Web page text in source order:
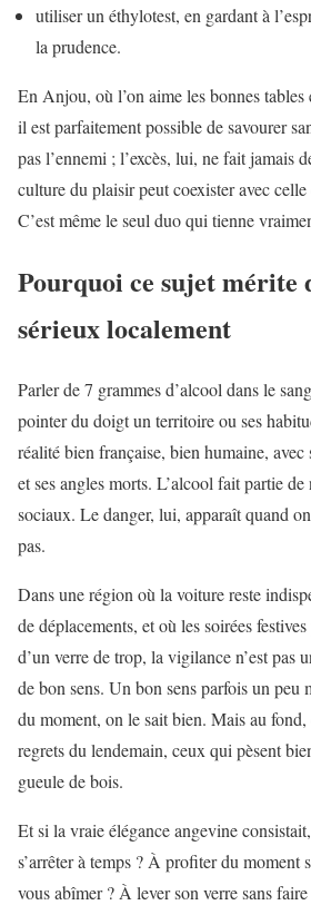
utiliser un éthylotest, en gardant à
la prudence.
En Anjou, où l’on aime les bonnes
il est parfaitement possible de savourer
pas l’ennemi ; l’excès, lui, ne fait jamais
culture du plaisir peut coexister avec
C’est même le seul duo qui tienne
Pourquoi ce sujet mérite
sérieux localement
Parler de 7 grammes d’alcool dans le
pointer du doigt un territoire ou ses
réalité bien française, bien humaine, avec
et ses angles morts. L’alcool fait partie
sociaux. Le danger, lui, apparaît quand
pas.
Dans une région où la voiture reste
de déplacements, et où les soirées
d’un verre de trop, la vigilance n’est pas
de bon sens. Un bon sens parfois un peu
du moment, on le sait bien. Mais au
regrets du lendemain, ceux qui pèsent
gueule de bois.
Et si la vraie élégance angevine
s’arrêter à temps ? À profiter du moment
vous abîmer ? À lever son verre sans